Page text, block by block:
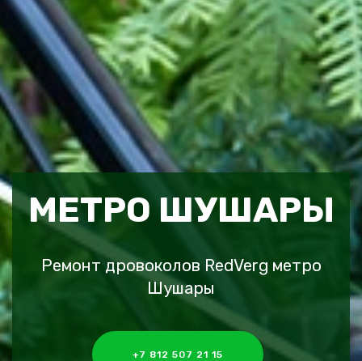
МЕТРО ШУШАРЫ
Ремонт дровоколов RedVerg метро
Шушары
+7 812 507 21 15